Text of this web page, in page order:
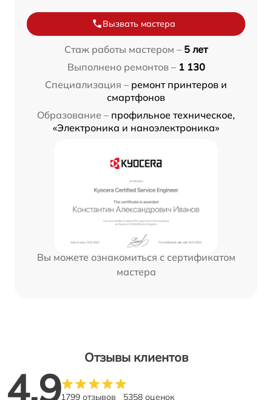
Вызвать мастера
Стаж работы мастером – 5 лет
Выполнено ремонтов – 1 130
Специализация – ремонт принтеров и
смартфонов
Образование – профильное техническое,
«Электроника и наноэлектроника»
Вы можете ознакомиться с сертификатом
мастера
Отзывы клиентов
4.91799 отзывов 5358 оценок